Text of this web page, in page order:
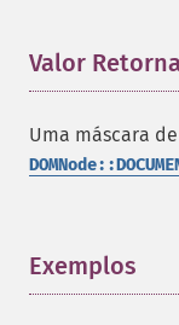
Valor
Uma máscara
Exemplos